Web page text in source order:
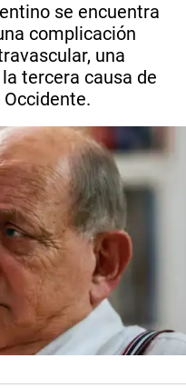
se encuentra
complicación
una
tercera causa de